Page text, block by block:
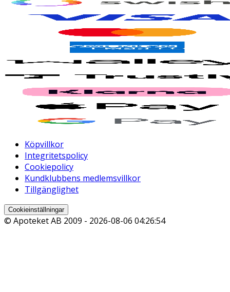
Köpvillkor
Integritetspolicy
Cookiepolicy
Kundklubbens medlemsvillkor
Tillgänglighet
Cookieinställningar
© Apoteket AB 2009 - 2026-08-06 04:26:54